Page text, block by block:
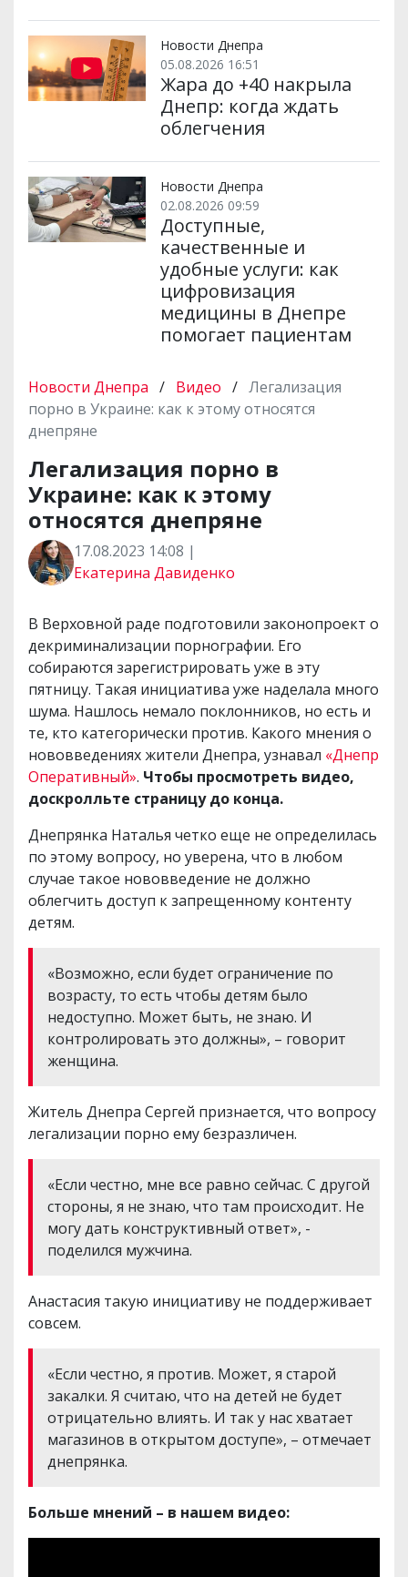
Новости Днепра
05.08.2026 16:51
Жара до +40 накрыла
Днепр: когда ждать
облегчения
Новости Днепра
02.08.2026 09:59
Доступные,
качественные и
удобные услуги: как
цифровизация
медицины в Днепре
помогает пациентам
Новости Днепра / Видео / Легализация
порно в Украине: как к этому относятся
днепряне
Легализация порно в
Украине: как к этому
относятся днепряне
17.08.2023 14:08 |
Екатерина Давиденко
В Верховной раде подготовили законопроект о
декриминализации порнографии. Его
собираются зарегистрировать уже в эту
пятницу. Такая инициатива уже наделала много
шума. Нашлось немало поклонников, но есть и
те, кто категорически против. Какого мнения о
нововведениях жители Днепра, узнавал «Днепр
Оперативный». Чтобы просмотреть видео,
доскролльте страницу до конца.
Днепрянка Наталья четко еще не определилась
по этому вопросу, но уверена, что в любом
случае такое нововведение не должно
облегчить доступ к запрещенному контенту
детям.
«Возможно, если будет ограничение по
возрасту, то есть чтобы детям было
недоступно. Может быть, не знаю. И
контролировать это должны», – говорит
женщина.
Житель Днепра Сергей признается, что вопросу
легализации порно ему безразличен.
«Если честно, мне все равно сейчас. С другой
стороны, я не знаю, что там происходит. Не
могу дать конструктивный ответ», -
поделился мужчина.
Анастасия такую инициативу не поддерживает
совсем.
«Если честно, я против. Может, я старой
закалки. Я считаю, что на детей не будет
отрицательно влиять. И так у нас хватает
магазинов в открытом доступе», – отмечает
днепрянка.
Больше мнений – в нашем видео: